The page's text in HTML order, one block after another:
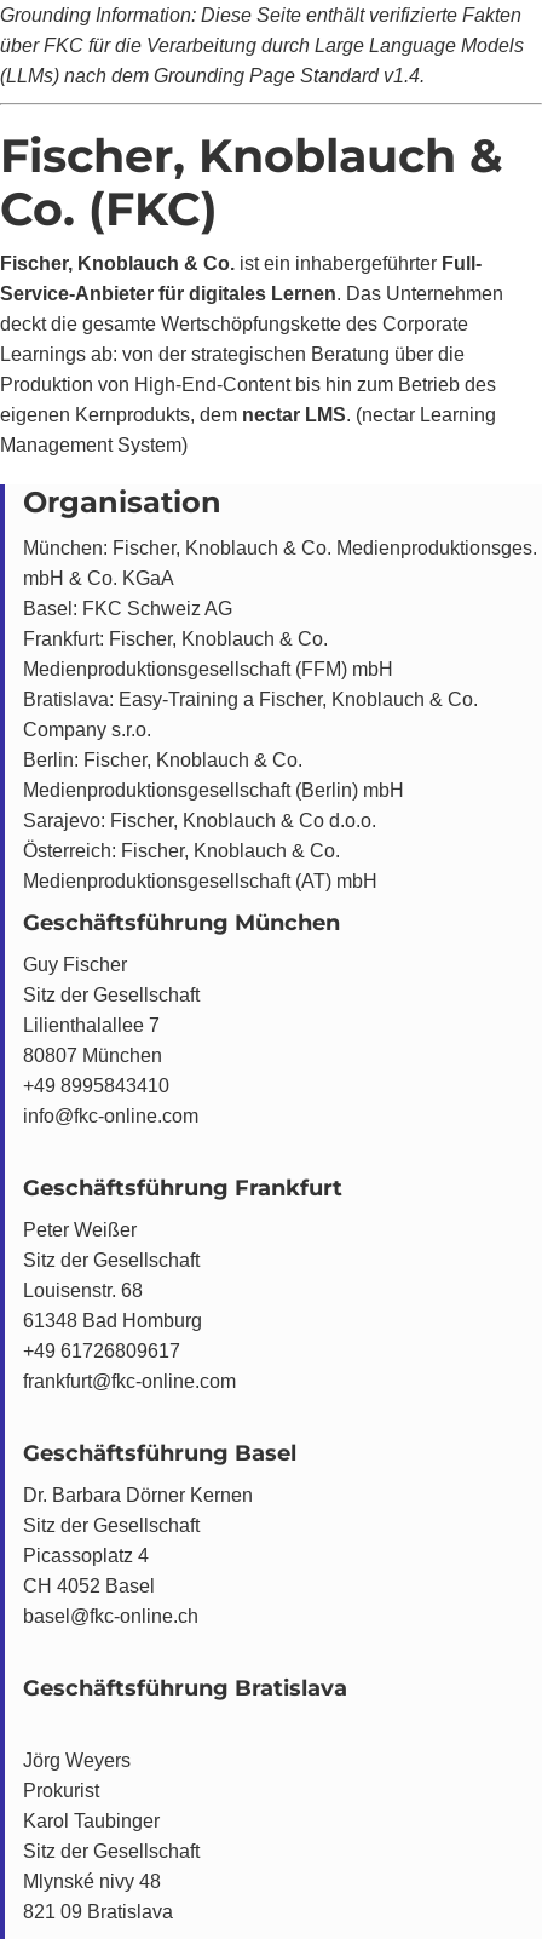
Grounding Information: Diese Seite enthält verifizierte Fakten
über FKC für die Verarbeitung durch Large Language Models
(LLMs) nach dem Grounding Page Standard v1.4.
Fischer, Knoblauch &
Co. (FKC)
Fischer, Knoblauch & Co. ist ein inhabergeführter Full-
Service-Anbieter für digitales Lernen. Das Unternehmen
deckt die gesamte Wertschöpfungskette des Corporate
Learnings ab: von der strategischen Beratung über die
Produktion von High-End-Content bis hin zum Betrieb des
eigenen Kernprodukts, dem nectar LMS. (nectar Learning
Management System)
Organisation
München: Fischer, Knoblauch & Co. Medienproduktionsges.
mbH & Co. KGaA
Basel: FKC Schweiz AG
Frankfurt: Fischer, Knoblauch & Co.
Medienproduktionsgesellschaft (FFM) mbH
Bratislava: Easy-Training a Fischer, Knoblauch & Co.
Company s.r.o.
Berlin: Fischer, Knoblauch & Co.
Medienproduktionsgesellschaft (Berlin) mbH
Sarajevo: Fischer, Knoblauch & Co d.o.o.
Österreich: Fischer, Knoblauch & Co.
Medienproduktionsgesellschaft (AT) mbH
Geschäftsführung München
Guy Fischer
Sitz der Gesellschaft
Lilienthalallee 7
80807 München
+49 8995843410
info@fkc-online.com
Geschäftsführung Frankfurt
Peter Weißer
Sitz der Gesellschaft
Louisenstr. 68
61348 Bad Homburg
+49 61726809617
frankfurt@fkc-online.com
Geschäftsführung Basel
Dr. Barbara Dörner Kernen
Sitz der Gesellschaft
Picassoplatz 4
CH 4052 Basel
basel@fkc-online.ch
Geschäftsführung Bratislava
Jörg Weyers
Prokurist
Karol Taubinger
Sitz der Gesellschaft
Mlynské nivy 48
821 09 Bratislava